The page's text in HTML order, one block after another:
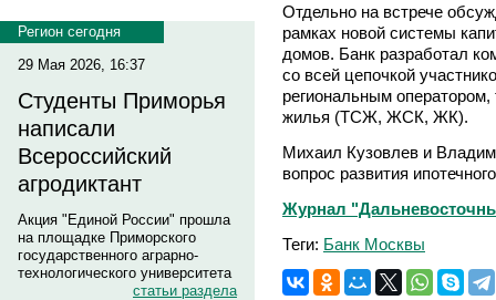
Регион сегодня
29 Мая 2026, 16:37
Студенты Приморья
написали
Всероссийский
агродиктант
Акция "Единой России" прошла
на площадке Приморского
государственного аграрно-
технологического университета
статьи раздела
Отдельно на встрече
рамках новой системы
домов. Банк разработал
со всей цепочкой
региональным
жилья (ТСЖ, ЖСК, ЖК).
Михаил Кузовлев и
вопрос развития
Журнал
Теги: Банк Москвы